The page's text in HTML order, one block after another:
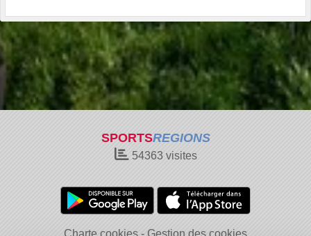
SPORTSREGIONS
54363visites
Charte cookies Gestion des cookies